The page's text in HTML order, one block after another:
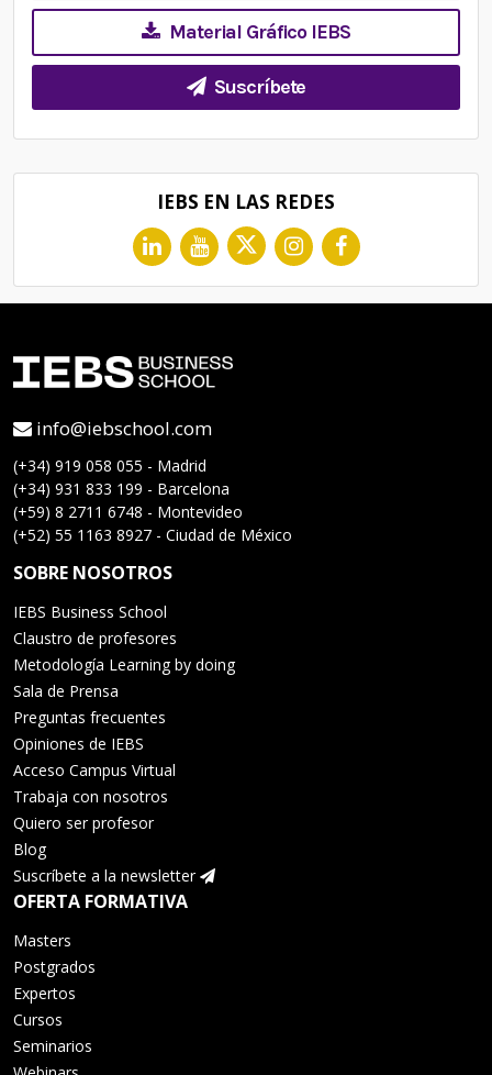
Material Gráfico IEBS
Suscríbete
IEBS EN LAS REDES
info@iebschool.com
(+34) 919 058 055 - Madrid
(+34) 931 833 199 - Barcelona
(+59) 8 2711 6748 - Montevideo
(+52) 55 1163 8927 - Ciudad de México
SOBRE NOSOTROS
IEBS Business School
Claustro de profesores
Metodología Learning by doing
Sala de Prensa
Preguntas frecuentes
Opiniones de IEBS
Acceso Campus Virtual
Trabaja con nosotros
Quiero ser profesor
Blog
Suscríbete a la newsletter
OFERTA FORMATIVA
Masters
Postgrados
Expertos
Cursos
Seminarios